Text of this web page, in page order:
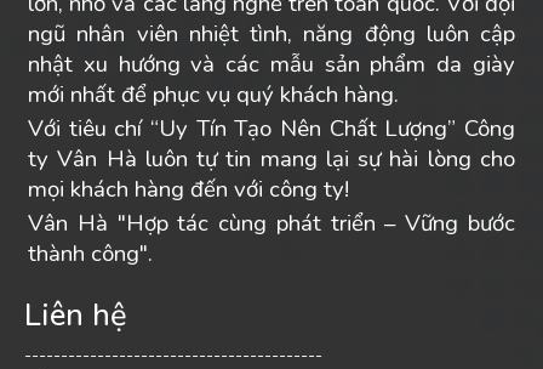
ngũ nhân viên nhiệt tình, năng động luôn cập
nhật xu hướng và các mẫu sản phẩm da giày
mới nhất để phục vụ quý khách hàng.
Với tiêu chí “Uy Tín Tạo Nên Chất Lượng” Công
ty Vân Hà luôn tự tin mang lại sự hài lòng cho
mọi khách hàng đến với công ty!
Vân Hà "Hợp tác cùng phát triển – Vững bước
thành công".
Liên hệ
-----------------------------------------